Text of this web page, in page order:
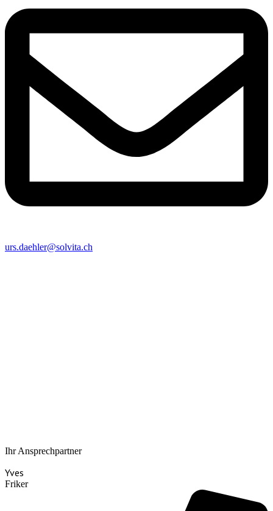
urs.daehler@solvita.ch
Ihr Ansprechpartner
Yves
Friker